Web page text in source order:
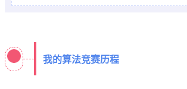
我的算法竞赛历程